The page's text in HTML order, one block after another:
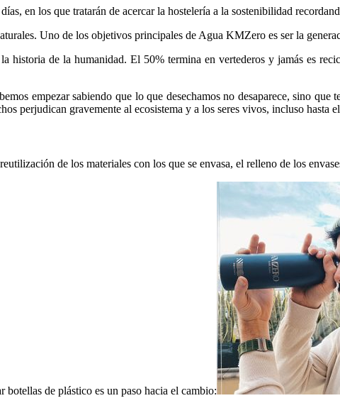
en los que tratarán de acercar la hostelería a la sostenibilidad
Uno de los objetivos principales de Agua KMZero es ser la
historia de la humanidad. El 50% termina en vertederos y jamás es
empezar sabiendo que lo que desechamos no desaparece, sino que
perjudican gravemente al ecosistema y a los seres vivos, incluso
de los materiales con los que se envasa, el relleno de los
de plástico es un paso hacia el cambio: